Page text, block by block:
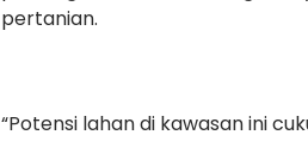
pertanian.
“Potensi lahan di kawasan ini